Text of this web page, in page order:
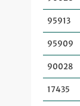
95913
95909
90028
17435